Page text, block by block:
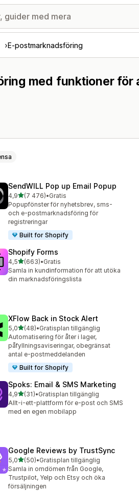
E-postmarknadsföring
med funktioner för
SendWILL Pop up Email Popup
4,9av 5 stjärnor
(7 476)
7476 recensioner totalt
•Gratis
Popupfönster för nyhetsbrev, sms-
och e-postmarknadsföring för
registreringar
Built for Shopify
Shopify Forms
4,5av 5 stjärnor
(663)
663 recensioner totalt
•Gratis
Samla in kundinformation för att utöka
din marknadsföringslista
XFlow Back in Stock Alert
5,0av 5 stjärnor
(48)
48 recensioner totalt
•Gratisplan tillgänglig
Automatisering för åter i lager,
påfyllningsaviseringar, obegränsat
antal e-postmeddelanden
Built for Shopify
Spoks: Email & SMS Marketing
4,9av 5 stjärnor
(31)
31 recensioner totalt
•Gratisplan tillgänglig
Allt-i-ett-plattform för e-post och SMS
med en egen mobilapp
Google Reviews by TrustSync
5,0av 5 stjärnor
(50)
50 recensioner totalt
•Gratisplan tillgänglig
Samla in omdömen från Google,
Trustpilot, Yelp och Etsy och öka
försäljningen